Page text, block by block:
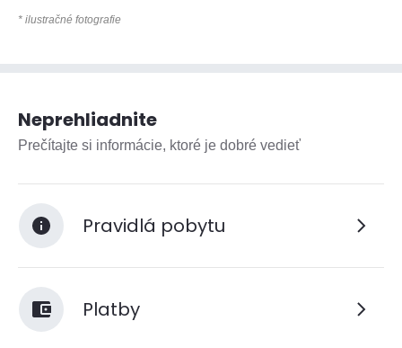
* ilustračné fotografie
Neprehliadnite
Prečítajte si informácie, ktoré je dobré vedieť
Pravidlá pobytu
Platby